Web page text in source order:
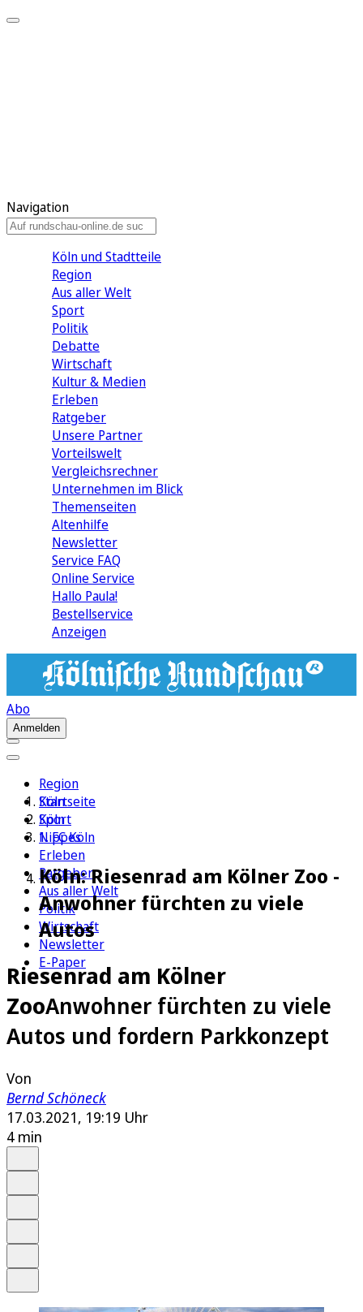
Navigation
Köln und Stadtteile
Region
Aus aller Welt
Sport
Politik
Debatte
Wirtschaft
Kultur & Medien
Erleben
Ratgeber
Unsere Partner
Vorteilswelt
Vergleichsrechner
Unternehmen im Blick
Themenseiten
Altenhilfe
Newsletter
Service FAQ
Online Service
Hallo Paula!
Bestellservice
Anzeigen
Abo
Anmelden
Region
Köln
Sport
1. FC Köln
Erleben
Ratgeber
Aus aller Welt
Politik
Wirtschaft
Newsletter
E-Paper
Startseite
Köln
Nippes
Köln: Riesenrad am Kölner Zoo -
Anwohner fürchten zu viele
Autos
Riesenrad am Kölner
ZooAnwohner fürchten zu viele
Autos und fordern Parkkonzept
Von
Bernd Schöneck
17.03.2021, 19:19 Uhr
4 min